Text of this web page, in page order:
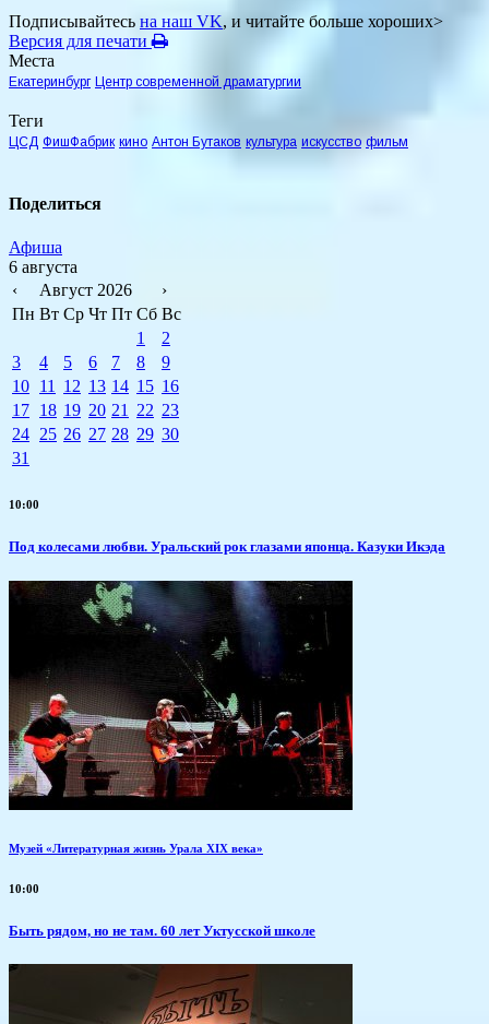
Подписывайтесь на наш VK, и читайте больше хороших>
Версия для печати
Места
Екатеринбург Центр современной драматургии
Теги
ЦСД ФишФабрик кино Антон Бутаков культура искусство фильм
Поделиться
Афиша
6 августа
‹
Август 2026
›
Пн Вт Ср Чт Пт Сб Вс
1
2
3
4 5 6 7 8
9
10 11 12 13 14 15 16
17 18 19 20 21 22 23
24 25 26 27 28 29 30
31
10:00
Под колесами любви. Уральский рок глазами японца. Казуки Икэда
Музей «Литературная жизнь Урала XIX века»
10:00
Быть рядом, но не там. 60 лет Уктусской школе